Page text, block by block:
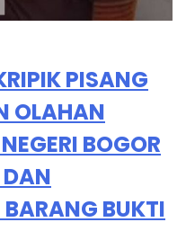
PISANG
OLAHAN
BOGOR
BUKTI